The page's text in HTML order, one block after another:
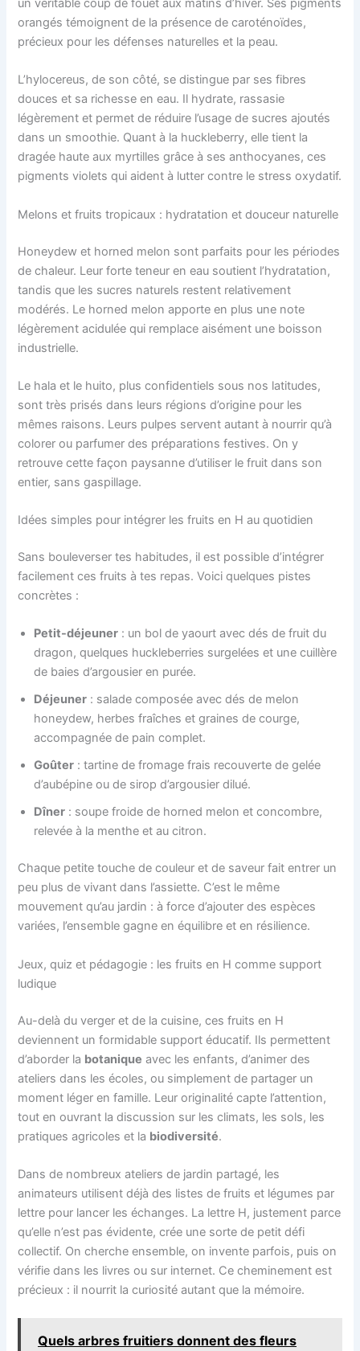
un véritable coup de fouet aux matins d’hiver. Ses pigments
orangés témoignent de la présence de caroténoïdes,
précieux pour les défenses naturelles et la peau.
L’hylocereus, de son côté, se distingue par ses fibres
douces et sa richesse en eau. Il hydrate, rassasie
légèrement et permet de réduire l’usage de sucres ajoutés
dans un smoothie. Quant à la huckleberry, elle tient la
dragée haute aux myrtilles grâce à ses anthocyanes, ces
pigments violets qui aident à lutter contre le stress oxydatif.
Melons et fruits tropicaux : hydratation et douceur naturelle
Honeydew et horned melon sont parfaits pour les périodes
de chaleur. Leur forte teneur en eau soutient l’hydratation,
tandis que les sucres naturels restent relativement
modérés. Le horned melon apporte en plus une note
légèrement acidulée qui remplace aisément une boisson
industrielle.
Le hala et le huito, plus confidentiels sous nos latitudes,
sont très prisés dans leurs régions d’origine pour les
mêmes raisons. Leurs pulpes servent autant à nourrir qu’à
colorer ou parfumer des préparations festives. On y
retrouve cette façon paysanne d’utiliser le fruit dans son
entier, sans gaspillage.
Idées simples pour intégrer les fruits en H au quotidien
Sans bouleverser tes habitudes, il est possible d’intégrer
facilement ces fruits à tes repas. Voici quelques pistes
concrètes :
Petit-déjeuner : un bol de yaourt avec dés de fruit du
dragon, quelques huckleberries surgelées et une cuillère
de baies d’argousier en purée.
Déjeuner : salade composée avec dés de melon
honeydew, herbes fraîches et graines de courge,
accompagnée de pain complet.
Goûter : tartine de fromage frais recouverte de gelée
d’aubépine ou de sirop d’argousier dilué.
Dîner : soupe froide de horned melon et concombre,
relevée à la menthe et au citron.
Chaque petite touche de couleur et de saveur fait entrer un
peu plus de vivant dans l’assiette. C’est le même
mouvement qu’au jardin : à force d’ajouter des espèces
variées, l’ensemble gagne en équilibre et en résilience.
Jeux, quiz et pédagogie : les fruits en H comme support
ludique
Au-delà du verger et de la cuisine, ces fruits en H
deviennent un formidable support éducatif. Ils permettent
d’aborder la botanique avec les enfants, d’animer des
ateliers dans les écoles, ou simplement de partager un
moment léger en famille. Leur originalité capte l’attention,
tout en ouvrant la discussion sur les climats, les sols, les
pratiques agricoles et la biodiversité.
Dans de nombreux ateliers de jardin partagé, les
animateurs utilisent déjà des listes de fruits et légumes par
lettre pour lancer les échanges. La lettre H, justement parce
qu’elle n’est pas évidente, crée une sorte de petit défi
collectif. On cherche ensemble, on invente parfois, puis on
vérifie dans les livres ou sur internet. Ce cheminement est
précieux : il nourrit la curiosité autant que la mémoire.
Quels arbres fruitiers donnent des fleurs